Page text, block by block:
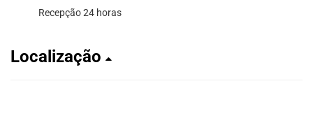
Recepção 24 horas
Localização